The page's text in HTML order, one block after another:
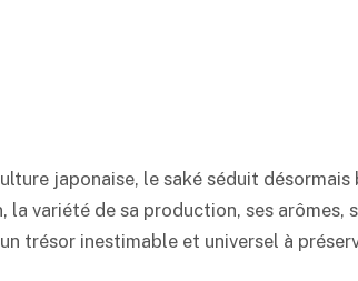
japonaise, le saké séduit désormais
variété de sa production, ses arômes,
trésor inestimable et universel à